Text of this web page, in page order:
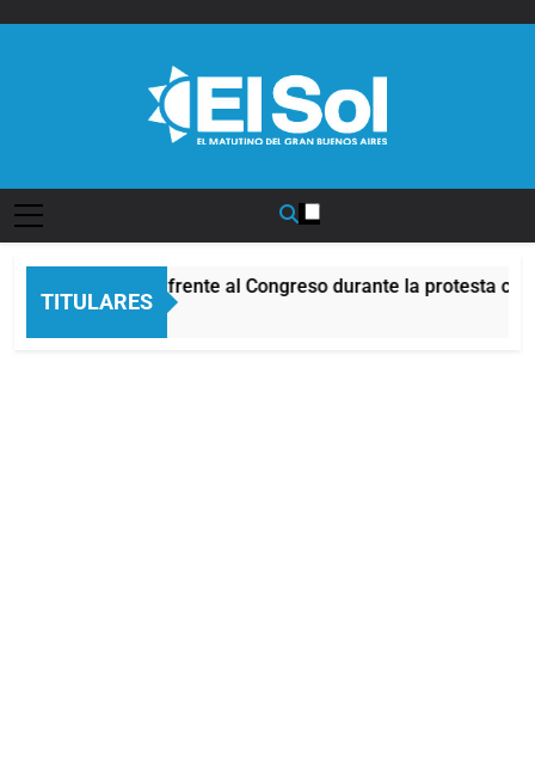
TITULARES
Incidentes frente al Congreso durante la protesta
4 Horas Atrás